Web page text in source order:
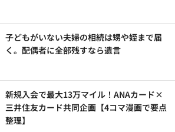
子どもがいない夫婦の相続は甥や姪まで届
く。配偶者に全部残すなら遺言
新規入会で最大13万マイル！ANAカード×
三井住友カード共同企画【4コマ漫画で要点
整理】